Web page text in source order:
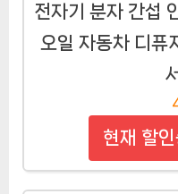
전자기 분자 간섭
오일 자동차 디퓨
현재 할